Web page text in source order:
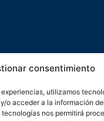
consentimiento
utilizamos
o acceder a la información
nos permitirá